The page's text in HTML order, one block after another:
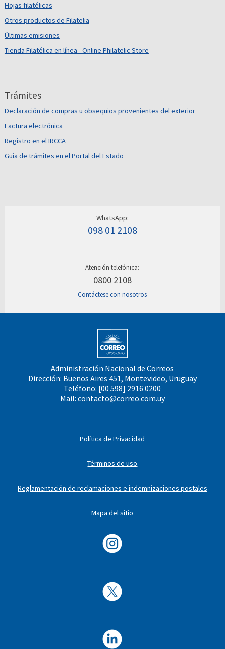
Hojas filatélicas
Otros productos de Filatelia
Últimas emisiones
Tienda Filatélica en línea - Online Philatelic Store
Trámites
Declaración de compras u obsequios provenientes del exterior
Factura electrónica
Registro en el IRCCA
Guía de trámites en el Portal del Estado
WhatsApp:
098 01 2108
Atención telefónica:
0800 2108
Contáctese con nosotros
Administración Nacional de Correos
Dirección: Buenos Aires 451, Montevideo, Uruguay
Teléfono: [00 598] 2916 0200
Mail: contacto@correo.com.uy
Política de Privacidad
Términos de uso
Reglamentación de reclamaciones e indemnizaciones postales
Mapa del sitio